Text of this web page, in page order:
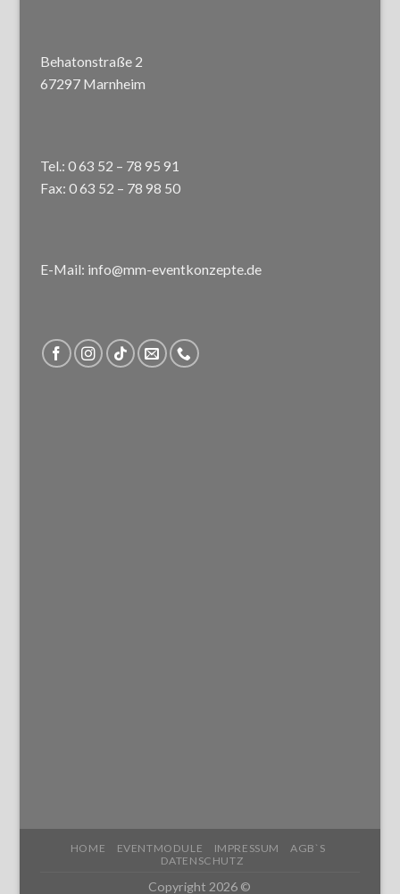
Behatonstraße 2
67297 Marnheim
Tel.: 0 63 52 – 78 95 91
Fax: 0 63 52 – 78 98 50
E-Mail: info@mm-eventkonzepte.de
HOME EVENTMODULE IMPRESSUM
AGB`S
DATENSCHUTZ
Copyright 2026 ©